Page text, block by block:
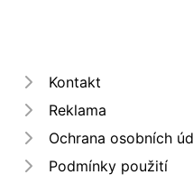
Kontakt
Reklama
Ochrana osobních
Podmínky použití